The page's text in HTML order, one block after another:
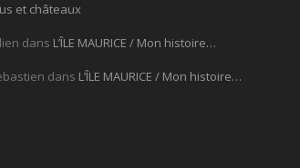
et châteaux
dans L’ÎLE MAURICE / Mon histoire…
dans L’ÎLE MAURICE / Mon histoire…